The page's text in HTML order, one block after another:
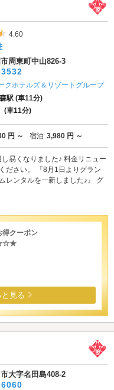
5つ星のうち4.5
4.60
周東町中山826-3
クホテルズ＆リゾートグループ
駅 (車11分)
(車11分)
円 ～ 宿泊 3,980 円 ～
易くなりました♪ 料金リニュー
ださい。 『8月1日よりグラン
レンタルを一新しました♪』 グ
ーポン
見る
大字名田島408-2